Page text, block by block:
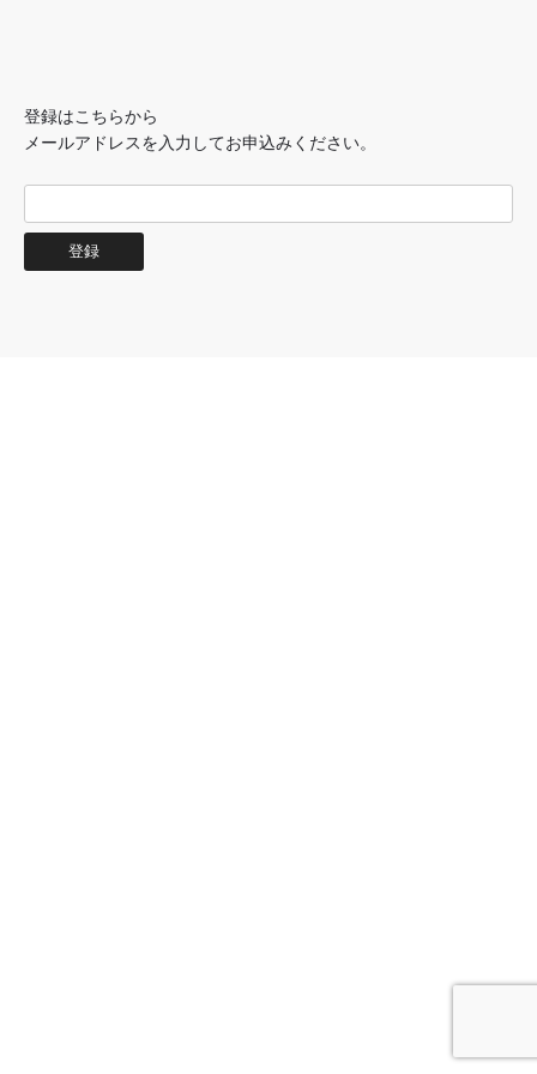
登録はこちらから
メールアドレスを入力してお申込みください。